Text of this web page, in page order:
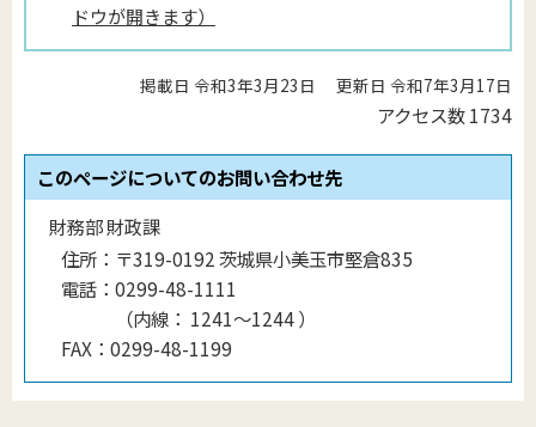
ドウが開きます）
掲載日 令和3年3月23日 更新日 令和7年3月17日
アクセス数1734
このページについてのお問い合わせ先
財務部 財政課
住所： 〒319-0192 茨城県小美玉市堅倉835
電話： 0299-48-1111
（内線 ： 1241〜1244）
FAX： 0299-48-1199